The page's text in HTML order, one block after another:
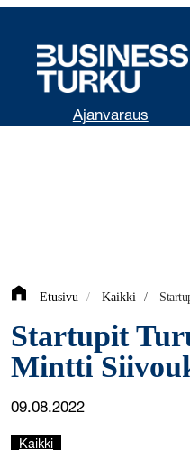
Ajanvaraus
Etusivu / Kaikki /
Startupit
Mintti
09.08.2022
Kaikki